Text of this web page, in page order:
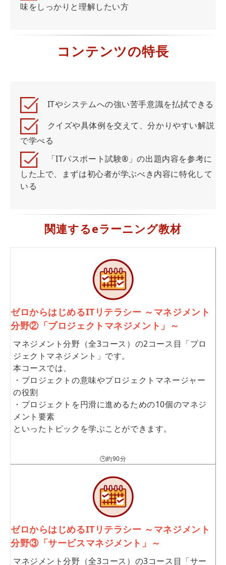
味をしっかりと理解したい方
コンテンツの特長
ITやシステムへの強い苦手意識を払拭できる
クイズや具体例を交えて、分かりやすい解説
で学べる
「ITパスポート試験®」の出題内容を参考に
した上で、まずは初心者が学ぶべき内容に特化して
いる
関連するeラーニング教材
ゼロからはじめるITリテラシー ～マネジメント
分野②「プロジェクトマネジメント」～
マネジメント分野（全3コース）の2コース目「プロ
ジェクトマネジメント」です。
本コースでは、
・プロジェクトの意味やプロジェクトマネージャー
の役割
・プロジェクトを円滑に進めるための10個のマネジ
メント要素
といったトピックを学ぶことができます。
🕒約90分
ゼロからはじめるITリテラシー ～マネジメント
分野③「サービスマネジメント」～
マネジメント分野（全3コース）の3コース目「サー